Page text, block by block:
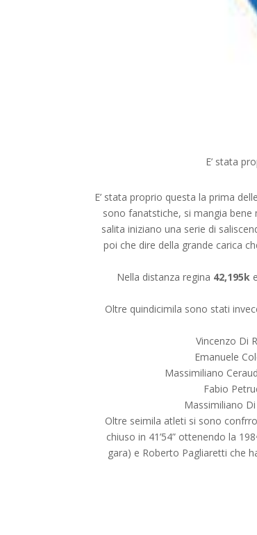
E’ stata
E’ stata proprio questa la prima
sono fanatstiche, si mangia
salita iniziano una serie di
poi che dire della grande carica
Nella distanza regina 42,195k
Oltre quindicimila sono stati
Vincenzo Di
Emanuele
Massimiliano
Fabio
Massimiliano Di
Oltre seimila atleti si sono
chiuso in 41’54” ottenendo la
gara) e Roberto Pagliaretti che